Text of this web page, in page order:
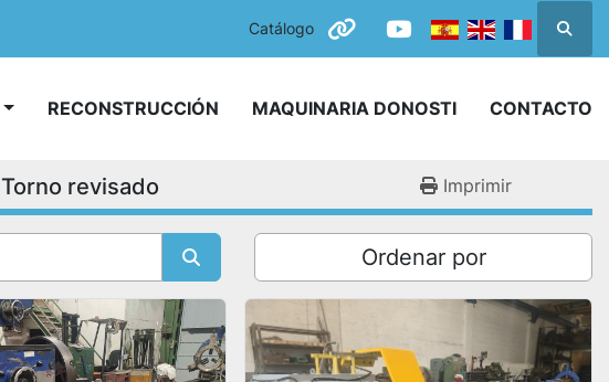
Catálogo
otheryoutube
RECONSTRUCCIÓN MAQUINARIA DONOSTI CONTACTO
Torno revisado Imprimir
Ordenar por